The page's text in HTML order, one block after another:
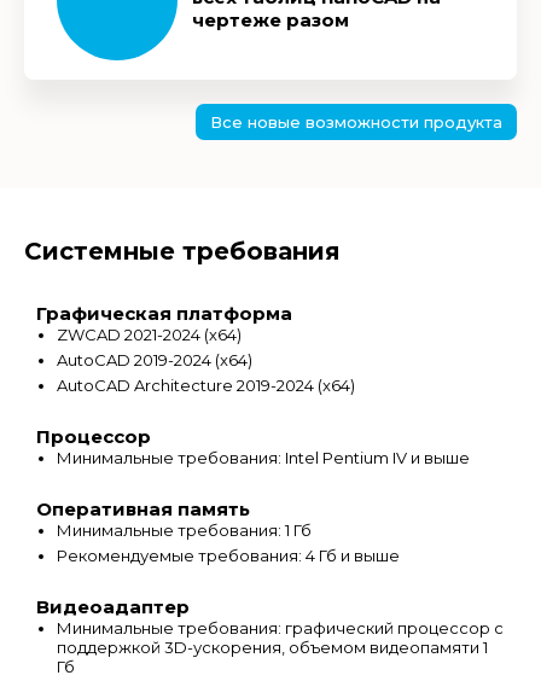
чертеже разом
Все новые возможности продукта
Системные требования
Графическая платформа
ZWCAD 2021-2024 (х64)
AutoCAD 2019-2024 (x64)
AutoCAD Architecture 2019-2024 (x64)
Процессор
Минимальные требования: Intel Pentium IV и выше
Оперативная память
Минимальные требования: 1 Гб
Рекомендуемые требования: 4 Гб и выше
Видеоадаптер
Минимальные требования: графический процессор с
поддержкой 3D-ускорения, объемом видеопамяти 1
Гб